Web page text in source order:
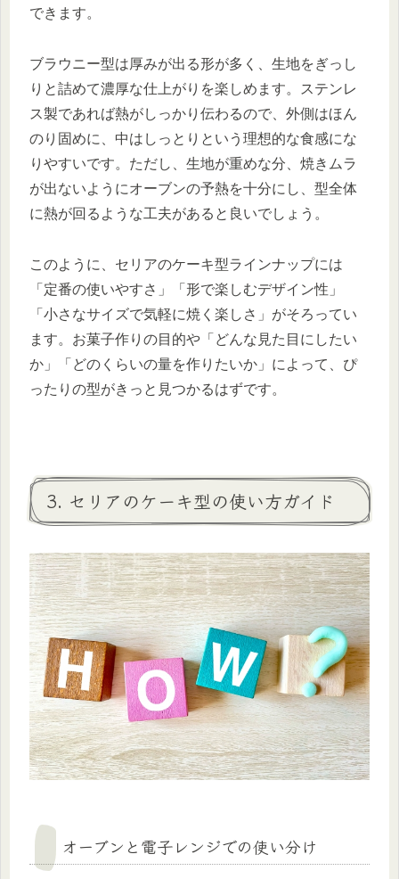
できます。
ブラウニー型は厚みが出る形が多く、生地をぎっし
りと詰めて濃厚な仕上がりを楽しめます。ステンレ
ス製であれば熱がしっかり伝わるので、外側はほん
のり固めに、中はしっとりという理想的な食感にな
りやすいです。ただし、生地が重めな分、焼きムラ
が出ないようにオーブンの予熱を十分にし、型全体
に熱が回るような工夫があると良いでしょう。
このように、セリアのケーキ型ラインナップには
「定番の使いやすさ」「形で楽しむデザイン性」
「小さなサイズで気軽に焼く楽しさ」がそろってい
ます。お菓子作りの目的や「どんな見た目にしたい
か」「どのくらいの量を作りたいか」によって、ぴ
ったりの型がきっと見つかるはずです。
3. セリアのケーキ型の使い方ガイド
オーブンと電子レンジでの使い分け